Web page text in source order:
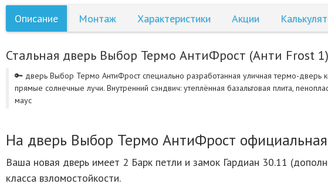
Описание Монтаж Характеристики Акции
Стальная дверь Выбор Термо АнтиФрост (Анти Frost 1)
🔑 дверь Выбор Термо АнтиФрост специально разработанная уличная термо-дверь
прямые солнечные лучи. Внутренний сэндвич: утеплённая базальтовая плита,
маус
На дверь Выбор Термо АнтиФрост
Ваша новая дверь имеет 2 Барк петли и замок Гардиан 30.11
класса взломостойкости.